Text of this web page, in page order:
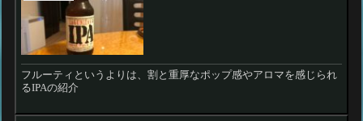
フルーティというよりは、割と重厚なポップ感やアロマを感じられ
るIPAの紹介